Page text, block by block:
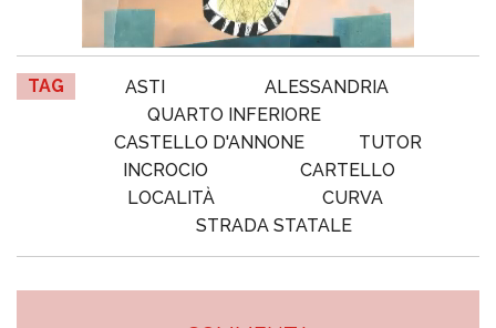
TAG ASTI
ALESSANDRIA
QUARTO INFERIORE
CASTELLO D'ANNONE
TUTOR
INCROCIO
CARTELLO
LOCALITÀ
CURVA
STRADA STATALE